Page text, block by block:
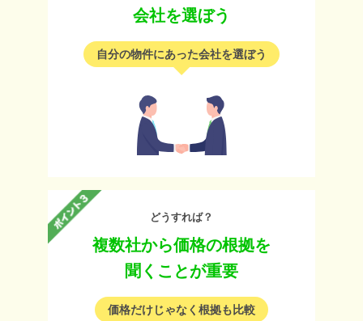
会社を選ぼう
自分の物件にあった会社を選ぼう
どうすれば？
複数社から価格の根拠を
聞くことが重要
価格だけじゃなく根拠も比較